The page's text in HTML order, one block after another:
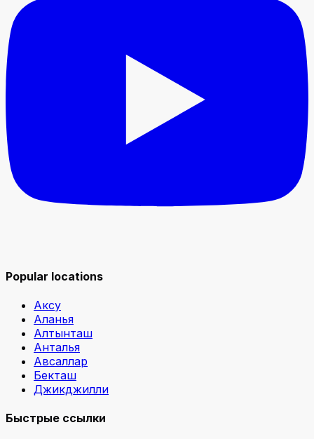
Popular locations
Аксу
Аланья
Алтынташ
Анталья
Авсаллар
Бекташ
Джикджилли
Быстрые ссылки